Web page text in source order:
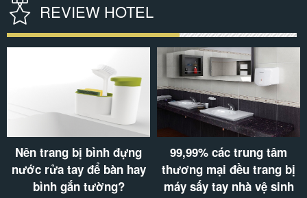
REVIEW HOTEL
99,99% các trung tâm
thương mại đều trang bị
máy sấy tay nhà vệ sinh
Khách sạn không có máy
sấy tóc: Điểm trừ chất
lượng phục vụ